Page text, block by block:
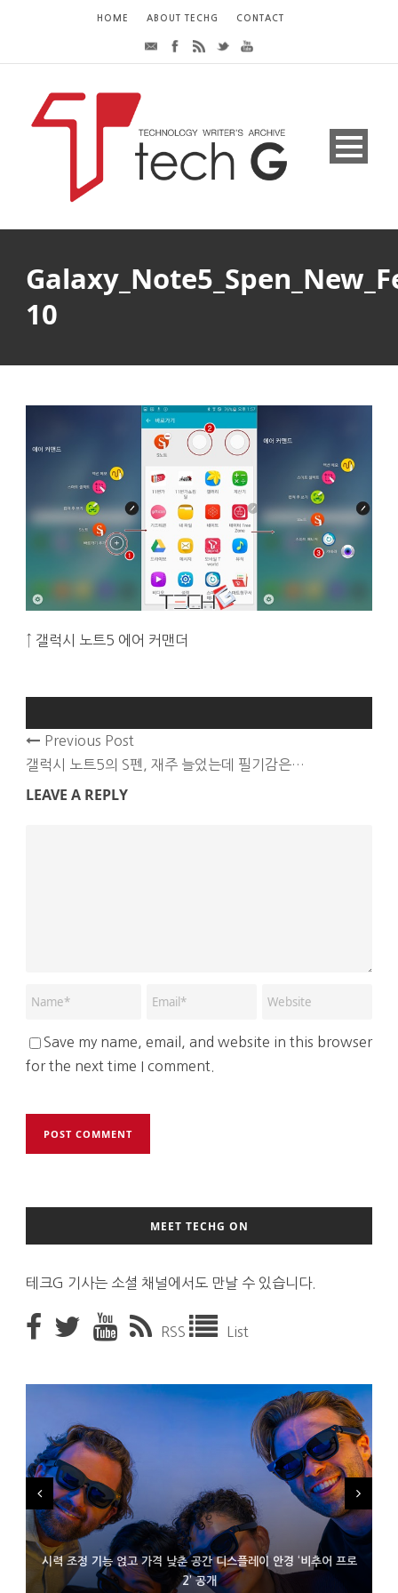
HOME ABOUT TECHG CONTACT
10
↑ 갤럭시 노트5 에어 커맨더
Previous Post
갤럭시 노트5의 S펜, 재주 늘었는데 필기감은…
LEAVE A REPLY
Save my name, email, and website in this browser
for the next time I comment.
MEET TECHG ON
테크G 기사는 소셜 채널에서도 만날 수 있습니다.
RSS List
시력 조정 기능 얹고 가격 낮춘 공간 디스플레이 안경 ‘비추어 프로
2’ 공개
D램 부족에 10억달러어치 아이폰18 프로세서 패키징 대기 중
300~400달러 반지형 스피커 준비하는 오픈AI